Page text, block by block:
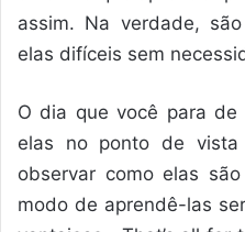
assim. Na verdade,
elas difíceis sem
O dia que você para de
elas no ponto de vista
observar como elas
modo de aprendê-las